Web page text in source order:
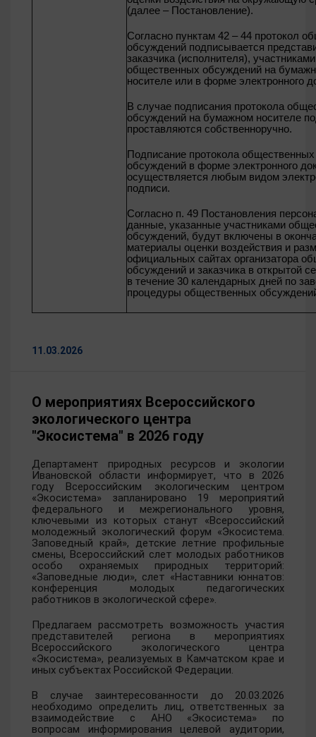
(далее – Постановление).
Согласно пунктам 42 – 44 протокол
обсуждений подписывается
заказчика (исполнителя), участниками
общественных обсуждений на
носителе или в форме электронного
В случае подписания протокола
обсуждений на бумажном носителе
проставляются собственноручно.
Подписание протокола общественных
обсуждений в форме электронного
осуществляется любым видом
подписи.
Согласно п. 49 Постановления
данные, указанные участниками
обсуждений, будут включены в
материалы оценки воздействия и
официальных сайтах организатора
обсуждений и заказчика в открытой
в течение 30 календарных дней по
процедуры общественных
11.03.2026
О мероприятиях Всероссийского
экологического центра
"Экосистема" в 2026 году
Департамент природных ресурсов и экологии
Ивановской области информирует, что в 2026
году Всероссийским экологическим центром
«Экосистема» запланировано 19 мероприятий
федерального и межрегионального уровня,
ключевыми из которых станут «Всероссийский
молодежный экологический форум «Экосистема.
Заповедный край», детские летние профильные
смены, Всероссийский слет молодых работников
особо охраняемых природных территорий:
«Заповедные люди», слет «Наставники юннатов:
конференция молодых педагогических
работников в экологической сфере».
Предлагаем рассмотреть возможность участия
представителей региона в мероприятиях
Всероссийского экологического центра
«Экосистема», реализуемых в Камчатском крае и
иных субъектах Российской Федерации.
В случае заинтересованности до 20.03.2026
необходимо определить лиц, ответственных за
взаимодействие с АНО «Экосистема» по
вопросам информирования целевой аудитории,